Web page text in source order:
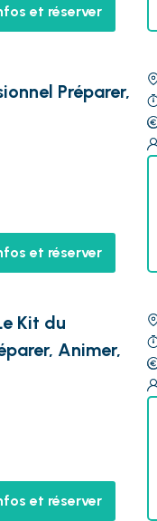
et réserver
Préparer,
et réserver
Kit du
Animer,
et réserver